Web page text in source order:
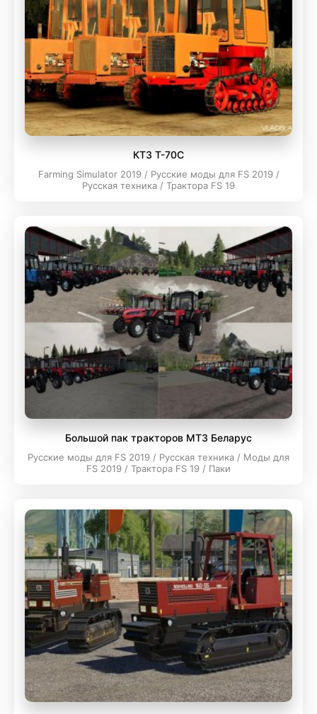
КТЗ Т-70C
Farming Simulator 2019 / Русские моды для FS 2019 /
Русская техника / Трактора FS 19
Большой пак тракторов МТЗ Беларус
Русские моды для FS 2019 / Русская техника / Моды для
FS 2019 / Трактора FS 19 / Паки